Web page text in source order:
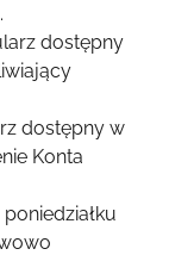
dostępny
dostępny w
Konta